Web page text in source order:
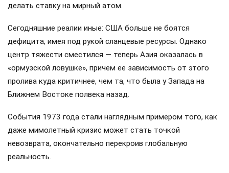
делать ставку на мирный атом.
Сегодняшние реалии иные: США больше не боятся
дефицита, имея под рукой сланцевые ресурсы. Однако
центр тяжести сместился — теперь Азия оказалась в
«ормузской ловушке», причем ее зависимость от этого
пролива куда критичнее, чем та, что была у Запада на
Ближнем Востоке полвека назад.
События 1973 года стали наглядным примером того, как
даже мимолетный кризис может стать точкой
невозврата, окончательно перекроив глобальную
реальность.